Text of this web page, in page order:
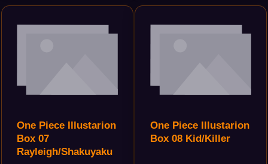
One Piece Illustarion
Box 07
Rayleigh/Shakuyaku
One Piece Illustarion
Box 08 Kid/Killer